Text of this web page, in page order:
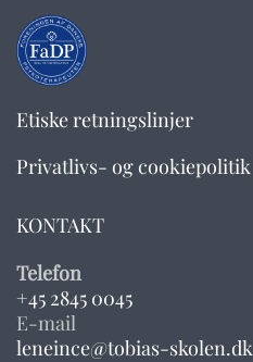
Etiske retningslinjer
Privatlivs- og cookiepolitik
KONTAKT
Telefon
+45 2845 0045
E-mail
leneince@tobias-skolen.dk